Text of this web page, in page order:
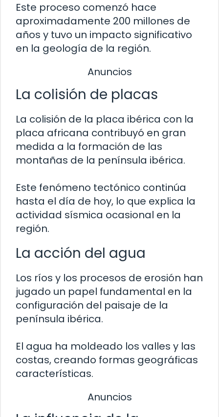
Este proceso comenzó hace
aproximadamente 200 millones de
años y tuvo un impacto significativo
en la geología de la región.
Anuncios
La colisión de placas
La colisión de la placa ibérica con la
placa africana contribuyó en gran
medida a la formación de las
montañas de la península ibérica.
Este fenómeno tectónico continúa
hasta el día de hoy, lo que explica la
actividad sísmica ocasional en la
región.
La acción del agua
Los ríos y los procesos de erosión han
jugado un papel fundamental en la
configuración del paisaje de la
península ibérica.
El agua ha moldeado los valles y las
costas, creando formas geográficas
características.
Anuncios